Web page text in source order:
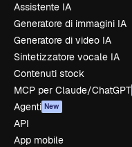
Assistente IA
Generatore di immagini IA
Generatore di video IA
Sintetizzatore vocale IA
Contenuti stock
MCP per Claude/ChatGPT
Agenti New
API
App mobile